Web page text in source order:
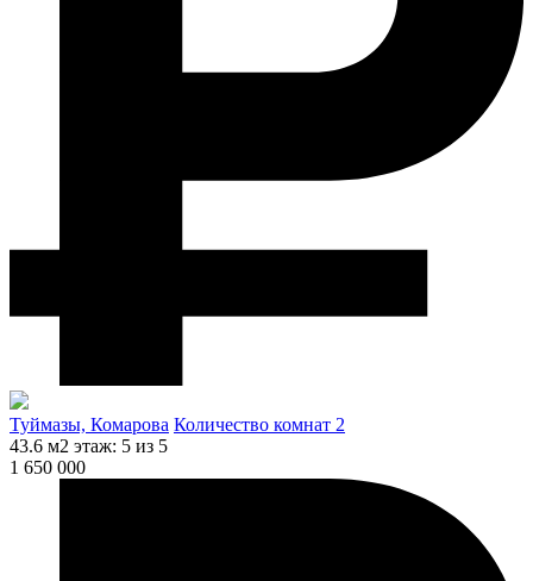
Туймазы, Комарова Количество комнат 2
43.6 м2 этаж: 5 из 5
1 650 000